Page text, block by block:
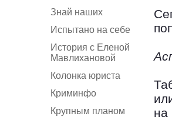
Знай наших
Испытано на себе
История с Еленой
Мавлихановой
Колонка юриста
Криминфо
Крупным планом
на